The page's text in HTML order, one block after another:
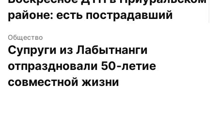
районе: есть пострадавший
Общество
Супруги из Лабытнанги
отпраздновали 50-летие
совместной жизни